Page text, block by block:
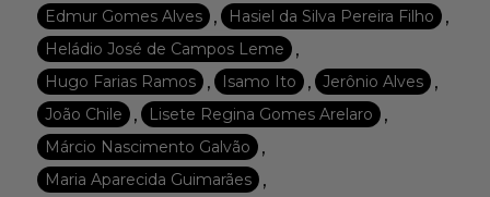
Edmur Gomes Alves , Hasiel da Silva Pereira Filho ,
Heládio José de Campos Leme ,
Hugo Farias Ramos , Isamo Ito , Jerônio Alves ,
João Chile , Lisete Regina Gomes Arelaro ,
Márcio Nascimento Galvão ,
Maria Aparecida Guimarães ,